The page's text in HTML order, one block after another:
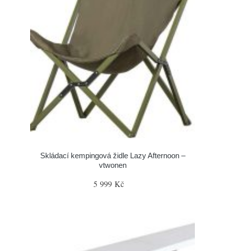
Skládací kempingová židle Lazy Afternoon –
vtwonen
5 999 Kč